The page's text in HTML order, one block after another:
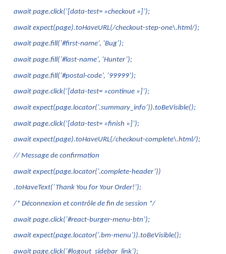
await page.click(‘[data-test= »checkout »]’);
await expect(page).toHaveURL(/checkout-step-one\.html/);
await page.fill(‘#first-name’, ‘Bug’);
await page.fill(‘#last-name’, ‘Hunter’);
await page.fill(‘#postal-code’, ‘99999’);
await page.click(‘[data-test= »continue »]’);
await expect(page.locator(‘.summary_info’)).toBeVisible();
await page.click(‘[data-test= »finish »]’);
await expect(page).toHaveURL(/checkout-complete\.html/);
// Message de confirmation
await expect(page.locator(‘.complete-header’))
.toHaveText(‘Thank You for Your Order!’);
/* Déconnexion et contrôle de fin de session */
await page.click(‘#react-burger-menu-btn’);
await expect(page.locator(‘.bm-menu’)).toBeVisible();
await page.click(‘#logout_sidebar_link’);